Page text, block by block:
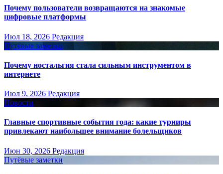
Почему пользователи возвращаются на знакомые
цифровые платформы
Июл 18, 2026 Редакция
Путёвые заметки
Почему ностальгия стала сильным инструментом в
интернете
Июл 9, 2026 Редакция
Новости
Главные спортивные события года: какие турниры
привлекают наибольшее внимание болельщиков
Июн 30, 2026 Редакция
Путёвые заметки